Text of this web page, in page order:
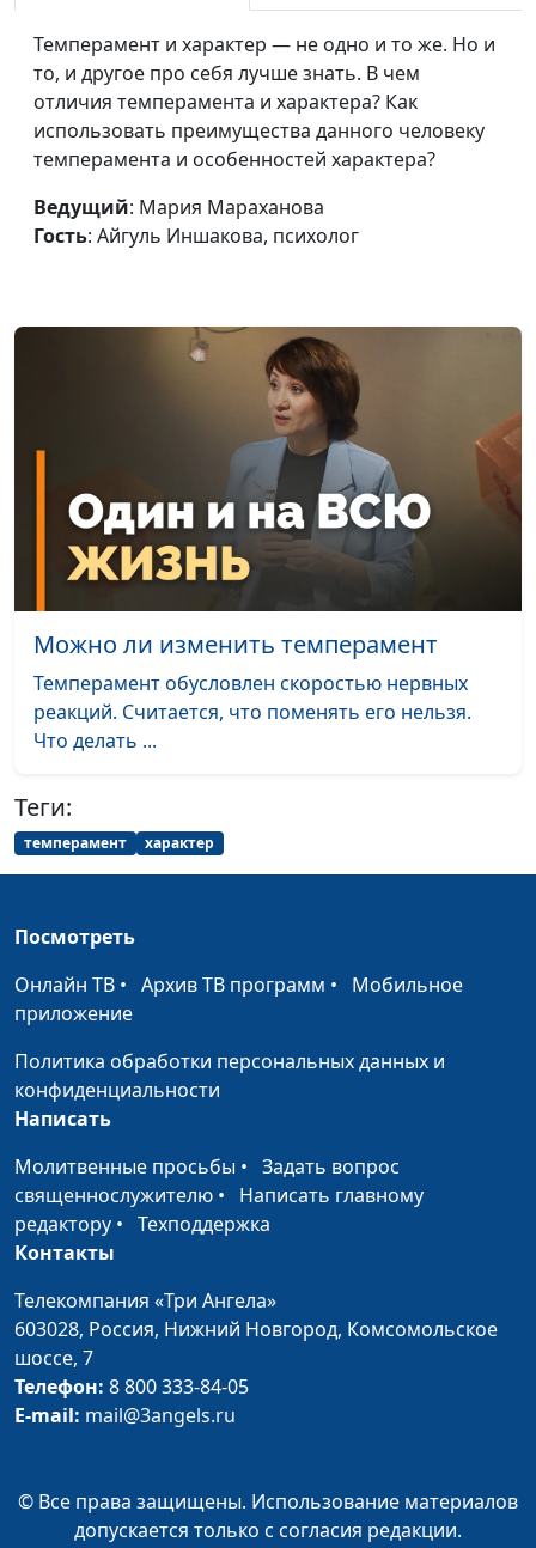
Как понять сильные
стороны своей
личности
Айгуль Иншакова,
психолог
Как реагировать на
агрессию
Юлия Синицына,
Айгуль Иншакова,
#290
Кто такие нарциссы и
Юлия Синицына,
Как личностный рост
Юлия Синицына,
Айгуль Иншакова,
психолог
Можно ли изменить
темперамент
Юлия Синицына,
Айгуль Иншакова,
психолог
#287
Пирамида Маслоу.
человека
Юлия Синицына,
Синдром «хорошей
девочки»
Юлия Синицына,
Сказать «да» или
отказать
к жизни
практический психолог
Синдром
отложенной жизни:
научиться жить
сейчас
практический психолог
Что такое
Юлия Синицына, Алина
Караченцева,
практический психолог
Как правильно
относиться к
мужчине
практический психолог
Зачем мне уважение
современном мире
Караченцева,
практический психолог
Темперамент и характер — не одно и то же. Но и
то, и другое про себя лучше знать. В чем
отличия темперамента и характера? Как
использовать преимущества данного человеку
темперамента и особенностей характера?
Ведущий: Мария Мараханова
Гость: Айгуль Иншакова, психолог
Можно ли изменить темперамент
Темперамент обусловлен скоростью нервных
реакций. Считается, что поменять его нельзя.
Что делать ...
Теги:
темперамент характер
Посмотреть
Онлайн ТВ • Архив ТВ программ • Мобильное
приложение
Политика обработки персональных данных и
конфиденциальности
Написать
Молитвенные просьбы • Задать вопрос
священнослужителю • Написать главному
редактору • Техподдержка
Контакты
Телекомпания «Три Ангела»
603028, Россия, Нижний Новгород, Комсомольское
шоссе, 7
Телефон: 8 800 333-84-05
E-mail: mail@3angels.ru
© Все права защищены. Использование материалов
допускается только с согласия редакции.